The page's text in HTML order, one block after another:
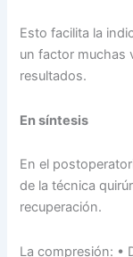
Esto facilita la
un factor muchas
resultados.
En síntesis
En el
de la técnica
recuperación.
La compresión: •